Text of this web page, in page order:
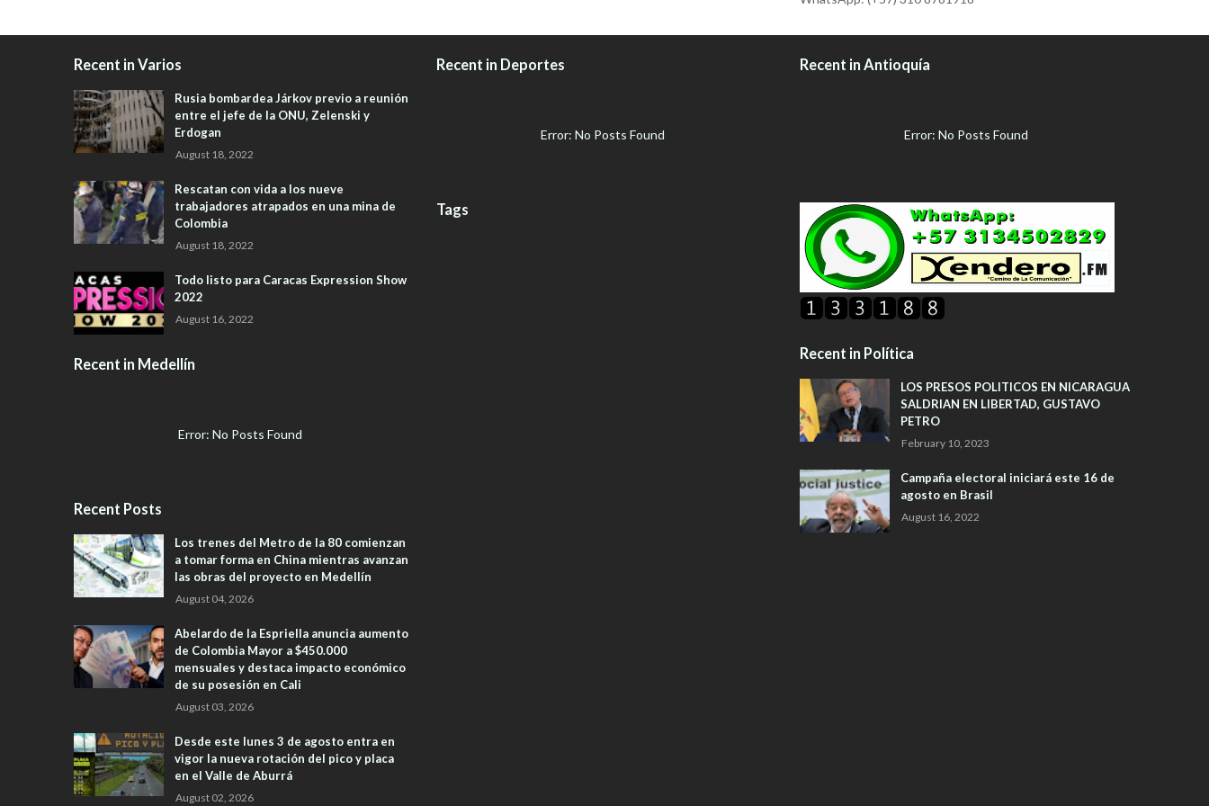
Recent in Varios
Rusia bombardea Járkov previo a reunión
entre el jefe de la ONU, Zelenski y
Erdogan
August 18, 2022
Rescatan con vida a los nueve
trabajadores atrapados en una mina de
Colombia
August 18, 2022
Todo listo para Caracas Expression Show
2022
August 16, 2022
Recent in Medellín
Error: No Posts Found
Recent Posts
Los trenes del Metro de la 80 comienzan
a tomar forma en China mientras avanzan
las obras del proyecto en Medellín
August 04, 2026
Abelardo de la Espriella anuncia aumento
de Colombia Mayor a $450.000
mensuales y destaca impacto económico
de su posesión en Cali
August 03, 2026
Desde este lunes 3 de agosto entra en
vigor la nueva rotación del pico y placa
en el Valle de Aburrá
August 02, 2026
Recent in Deportes
Error: No Posts Found
Tags
Recent in Antioquía
Error: No Posts Found
Recent in Política
LOS PRESOS POLITICOS EN NICARAGUA
SALDRIAN EN LIBERTAD, GUSTAVO
PETRO
February 10, 2023
Campaña electoral iniciará este 16 de
agosto en Brasil
August 16, 2022